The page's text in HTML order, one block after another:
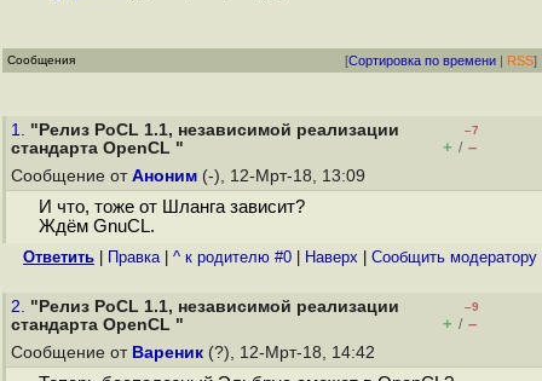
Сообщения [Сортировка по времени | RSS]
1. "Релиз PoCL 1.1, независимой реализации
стандарта OpenCL "
–7
+ / –
Сообщение от Аноним (-), 12-Мрт-18, 13:09
И что, тоже от Шланга зависит?
Ждём GnuCL.
Ответить Правка| ^ к родителю #0 Наверх Cообщить модератору
2. "Релиз PoCL 1.1, независимой реализации
стандарта OpenCL "
–9
+ / –
Сообщение от Вареник (?), 12-Мрт-18, 14:42